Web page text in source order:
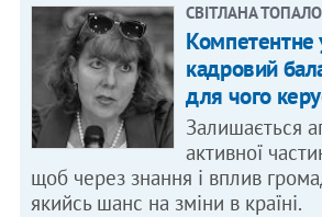
СВІТЛАНА
Компетентне
кадровий
для чого
Залишається
активної
щоб через знання і вплив
якийсь шанс на зміни в країні.